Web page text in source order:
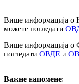
Више информација о
можете погледати
Више информација о
погледати ОВДЕ и
Важне напомене: